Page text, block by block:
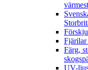
Fjärilar
Färg,
UV-